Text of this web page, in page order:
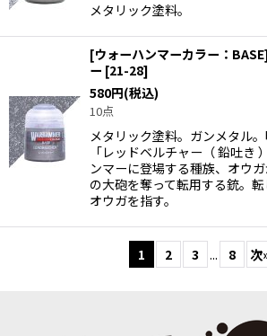
メタリック塗料。
[ウォーハンマーカラー：
ー [21-28]
580円(税込)
10点
メタリック塗料。ガンメタル。
「レッドベルチャー（ 鉛吐き
ンマーに登場する種族、オウ
の大砲を奪って転用する銃。
オウガを指す。
1 2 3 ... 8 次